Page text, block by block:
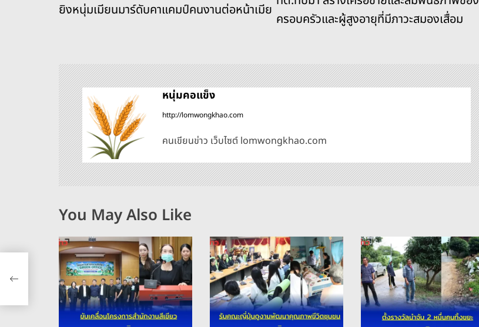
o
o
s g n
น
แ
น
ว
เ
รื่
อ
ง
ยิงหนุ่มเมียนมาร์ดับคาแคมป์คนงานต่อหน้าเมีย
ครอบครัวและผู้สูงอายุที่มีภาวะสมองเสื่อม
หนุ่มคอแข็ง
http://lomwongkhao.com
คนเขียนข่าว เว็บไซต์ lomwongkhao.com
You May Also Like